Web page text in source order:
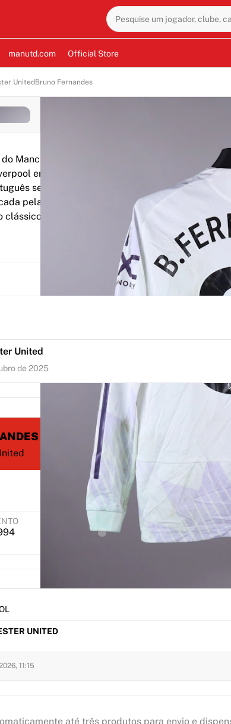
Pesquise um jogador, clube,
manutd.com Official Store
UnitedBruno Fernandes
Manchester United foi usada em jogo por Bruno
em 19 de outubro de 2025. O United
sendo peça fundamental no resultado. A
pela Fabricks. Um item de colecionador raro
contra o maior rival.
United
de 2025
POSIÇÃO
Midfielder
NÚMERO
8
CIDADE DE NASCIMENTO
Portugal
UNITED
11:15
até três produtos para envio e